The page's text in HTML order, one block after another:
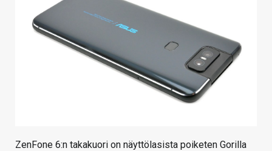
ZenFone 6:n takakuori on näyttölasista poiketen Gorilla